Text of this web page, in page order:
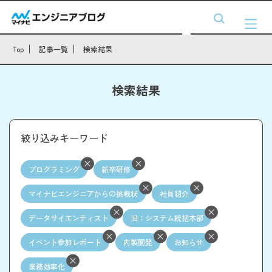
Top 記事一覧 検索結果
検索結果
絞り込みキーワード
プログラミング 新卒研修
マイナビエンジニアからの挑戦状 社員紹介
データサイエンティスト 旧：システム統括本部
イベント参加レポート 内製開発 お知らせ
業務効率化